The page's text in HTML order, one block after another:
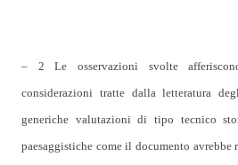
– 2 Le osservazioni svolte
considerazioni tratte dalla letteratura
generiche valutazioni di tipo tecnico
paesaggistiche come il documento avrebbe